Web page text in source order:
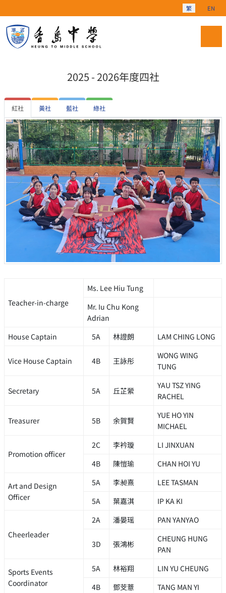
選擇你的語言
繁 EN
2025 - 2026年度四社
紅社 黃社 藍社 綠社
Teacher-in-charge
Ms. Lee Hiu Tung
Mr. Iu Chu Kong
Adrian
House Captain
5A 林證朗 LAM CHING LONG
Vice House Captain 4B 王詠彤
WONG WING
TUNG
Secretary 5A 丘芷縈
YAU TSZ YING
RACHEL
Treasurer 5B 余賀賢
YUE HO YIN
MICHAEL
Promotion officer
2C 李衿璇
LI JINXUAN
4B
陳愷瑜 CHAN HOI YU
Art and Design
Officer
5A 李昶熹
LEE TASMAN
5A
葉嘉淇 IP KA KI
Cheerleader
2A 潘晏瑶 PAN YANYAO
3D 張鴻彬
CHEUNG HUNG
PAN
Sports Events
Coordinator
5A 林裕翔
LIN YU CHEUNG
4B
鄧芠薏 TANG MAN YI